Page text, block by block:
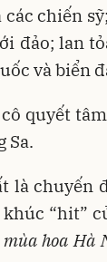
chiến
đảo; lan
và biển
quyết
Sa.
là chuyến
“hit”
hoa Hà